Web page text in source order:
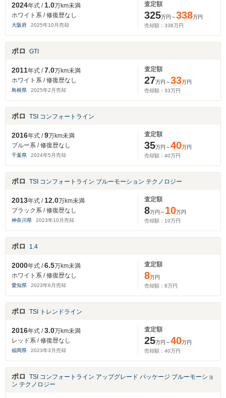
2024年式 /1.0万km未満
ホワイト系 / 修復歴なし
大阪府 2025年10 月売却
査定額
325万円～338万円
売却額： 338万円
ポロ GTI
2011年式 /7.0万km未満
ホワイト系 / 修復歴なし
島根県 2025年2 月売却
査定額
27万円～33万円
売却額： 33万円
ポロ TSI コンフォートライン
2016年式 /9万km未満
ブルー系 / 修復歴なし
千葉県 2024年5 月売却
査定額
35万円～40万円
売却額： 40万円
ポロ TSI コンフォートライン ブルーモーション テクノロジー
2013年式 /12.0万km未満
ブラック系 / 修復歴なし
神奈川県 2023年10 月売却
査定額
8万円～ 10万円
売却額： 10万円
ポロ 1.4
2000年式 /6.5万km未満
ホワイト系 / 修復歴なし
愛知県 2023年6 月売却
査定額
8万円
売却額： 8万円
ポロ TSI トレンドライン
2016年式 /3.0万km未満
レッド系 / 修復歴なし
福岡県 2023年3 月売却
査定額
25万円～40万円
売却額： 40万円
ポロ
TSI コンフォートライン アップグレード パッケージ ブルーモーショ
ン テクノロジー